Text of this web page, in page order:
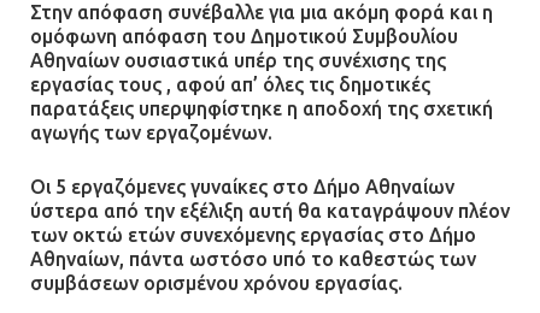
09.07.2026 | 11:12
Φωτιά σε επιχείρηση στον
Ασπρόπυργο – Ήχησε το 112
Δίωξη για απόπειρα
ανθρωποκτονίας στους δύο
αστυνομικούς
Στην απόφαση συνέβαλλε για μια ακόμη φορά και η
ομόφωνη απόφαση του Δημοτικού Συμβουλίου
Αθηναίων ουσιαστικά υπέρ της συνέχισης της
εργασίας τους , αφού απ’ όλες τις δημοτικές
παρατάξεις υπερψηφίστηκε η αποδοχή της σχετική
αγωγής των εργαζομένων.
Οι 5 εργαζόμενες γυναίκες στο Δήμο Αθηναίων
ύστερα από την εξέλιξη αυτή θα καταγράψουν πλέον
των οκτώ ετών συνεχόμενης εργασίας στο Δήμο
Αθηναίων, πάντα ωστόσο υπό το καθεστώς των
συμβάσεων ορισμένου χρόνου εργασίας.